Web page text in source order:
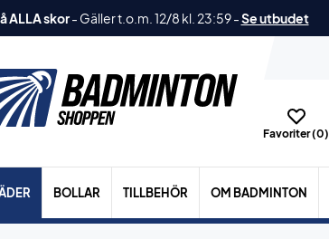
ALLA skor- Gäller t.o.m. 12/8 kl. 23:59-Se utbudet
Favoriter (0)
BOLLAR TILLBEHÖR OM BADMINTON